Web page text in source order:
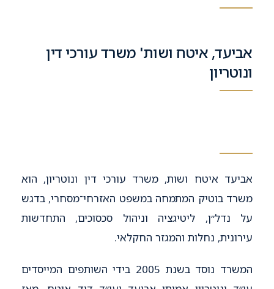
אביעד, איטח ושות' משרד עורכי דין
ונוטריון
אביעד איטח ושות, משרד עורכי דין ונוטריון, הוא
משרד בוטיק המתמחה במשפט האזרחי־מסחרי, בדגש
על נדל״ן, ליטיגציה וניהול סכסוכים, התחדשות
עירונית, נחלות והמגזר החקלאי.
המשרד נוסד בשנת 2005 בידי השותפים המייסדים